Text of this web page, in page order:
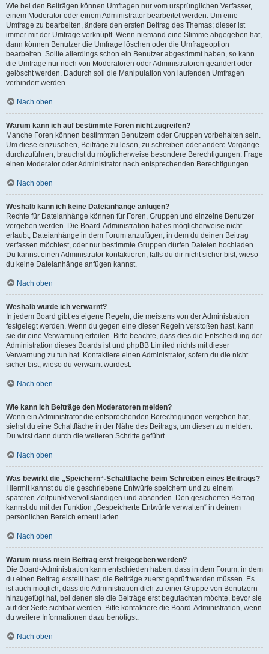
Wie bei den Beiträgen können Umfragen nur vom ursprünglichen Verfasser,
einem Moderator oder einem Administrator bearbeitet werden. Um eine
Umfrage zu bearbeiten, ändere den ersten Beitrag des Themas; dieser ist
immer mit der Umfrage verknüpft. Wenn niemand eine Stimme abgegeben hat,
dann können Benutzer die Umfrage löschen oder die Umfrageoption
bearbeiten. Sollte allerdings schon ein Benutzer abgestimmt haben, so kann
die Umfrage nur noch von Moderatoren oder Administratoren geändert oder
gelöscht werden. Dadurch soll die Manipulation von laufenden Umfragen
verhindert werden.
Nach oben
Warum kann ich auf bestimmte Foren nicht zugreifen?
Manche Foren können bestimmten Benutzern oder Gruppen vorbehalten sein.
Um diese einzusehen, Beiträge zu lesen, zu schreiben oder andere Vorgänge
durchzuführen, brauchst du möglicherweise besondere Berechtigungen. Frage
einen Moderator oder Administrator nach entsprechenden Berechtigungen.
Nach oben
Weshalb kann ich keine Dateianhänge anfügen?
Rechte für Dateianhänge können für Foren, Gruppen und einzelne Benutzer
vergeben werden. Die Board-Administration hat es möglicherweise nicht
erlaubt, Dateianhänge in dem Forum anzufügen, in dem du deinen Beitrag
verfassen möchtest, oder nur bestimmte Gruppen dürfen Dateien hochladen.
Du kannst einen Administrator kontaktieren, falls du dir nicht sicher bist, wieso
du keine Dateianhänge anfügen kannst.
Nach oben
Weshalb wurde ich verwarnt?
In jedem Board gibt es eigene Regeln, die meistens von der Administration
festgelegt werden. Wenn du gegen eine dieser Regeln verstoßen hast, kann
sie dir eine Verwarnung erteilen. Bitte beachte, dass dies die Entscheidung der
Administration dieses Boards ist und phpBB Limited nichts mit dieser
Verwarnung zu tun hat. Kontaktiere einen Administrator, sofern du die nicht
sicher bist, wieso du verwarnt wurdest.
Nach oben
Wie kann ich Beiträge den Moderatoren melden?
Wenn ein Administrator die entsprechenden Berechtigungen vergeben hat,
siehst du eine Schaltfläche in der Nähe des Beitrags, um diesen zu melden.
Du wirst dann durch die weiteren Schritte geführt.
Nach oben
Was bewirkt die „Speichern“-Schaltfläche beim Schreiben eines Beitrags?
Hiermit kannst du die geschriebene Entwürfe speichern und zu einem
späteren Zeitpunkt vervollständigen und absenden. Den gesicherten Beitrag
kannst du mit der Funktion „Gespeicherte Entwürfe verwalten“ in deinem
persönlichen Bereich erneut laden.
Nach oben
Warum muss mein Beitrag erst freigegeben werden?
Die Board-Administration kann entschieden haben, dass in dem Forum, in dem
du einen Beitrag erstellt hast, die Beiträge zuerst geprüft werden müssen. Es
ist auch möglich, dass die Administration dich zu einer Gruppe von Benutzern
hinzugefügt hat, bei denen sie die Beiträge erst begutachten möchte, bevor sie
auf der Seite sichtbar werden. Bitte kontaktiere die Board-Administration, wenn
du weitere Informationen dazu benötigst.
Nach oben